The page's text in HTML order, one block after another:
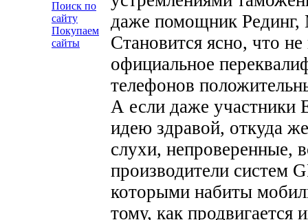
Поиск по
сайту
Покупаем
сайты
даже помощник Рединг,
Становится ясно, что
официальное
телефонов
А если даже участники
идею здравой, откуда
слухи, непроверенные,
производители систем
которыми набиты
тому, как продвигается